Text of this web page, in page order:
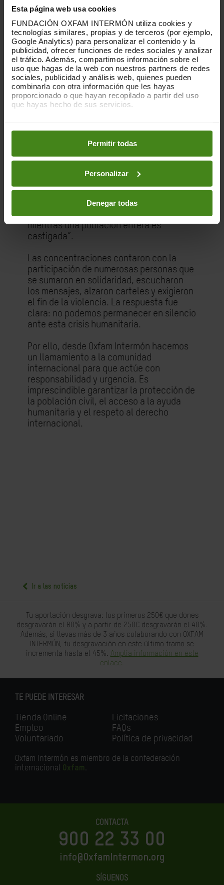
Esta página web usa cookies
FUNDACIÓN OXFAM INTERMÓN utiliza cookies y
tecnologías similares, propias y de terceros (por ejemplo,
Google Analytics) para personalizar el contenido y la
publicidad, ofrecer funciones de redes sociales y analizar
el tráfico. Además, compartimos información sobre el
uso que hagas de la web con nuestros partners de redes
sociales, publicidad y análisis web, quienes pueden
combinarla con otra información que les hayas
proporcionado o que hayan recopilado a partir del uso
que hayas hecho de sus servicios.
preferencias accediendo a nuestraPolítica de Cookieso
en los botones facilitados a continuación:
Permitir todas
Personalizar
Denegar todas
Lleida, Logroño, Madrid, Murcia, Paterna,
Pamplona, Salamanca, Sevilla, Terrassa,
València, Vigo, Vitoria y Zaragoza. En cada
una de estas ciudades nuestros equipos y
personas voluntarias han salido a la calle
por Gaza, llevando carteles de color rojo
con mensajes como “Exigimos justicia” o
“Levantamos la voz por Gaza”.
En algunas de las concentraciones, como
resto de la población de la franja por este
conflicto. Tras ese momento, Franc
Cortada, director de Oxfam Intermón,
“Estamos ante un colapso humanitario sin
precedentes. La comunidad internacional
no puede seguir mirando hacia otro lado
mientras una población entera es
castigada”.
Las concentraciones contaron con la
participación de numerosas personas que
se sumaron en solidaridad, escucharon
los mensajes, alzaron carteles y exigieron
el fin de la violencia. La respuesta fue
clara: no podemos permanecer en silencio
ante esta crisis humanitaria.
Por ello, desde Oxfam Intermón hacemos
un llamamiento a la comunidad
internacional para que actúe con
responsabilidad y urgencia. Es
imprescindible garantizar la protección de
la población civil, el acceso a la ayuda
humanitaria y el respeto al derecho
internacional.
Ir a las noticias
Tu aportación desgrava: los primeros 250€ que dones
desgravarán el 80% y a partir de 250€ desgravarán el 40%.
Además, si llevas más de 3 años colaborando con OXFAM
INTERMÓN, tu desgravación en este último tramo se
incrementa hasta el 45%. Amplia información en este
enlace.
TE PUEDE INTERESAR
Tienda Online
Empleo
Voluntariado
Licitaciones
FAQs
Política de privacidad
Oxfam Intermón es miembro de la confederación
internacional Oxfam.
CONTACTA
900 22 33 00
info@OxfamIntermon.org
SÍGUENOS